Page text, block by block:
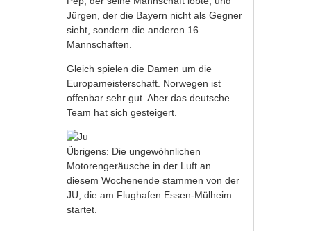
Jürgen, der die Bayern nicht als Gegner
sieht, sondern die anderen 16
Mannschaften.
Gleich spielen die Damen um die
Europameisterschaft. Norwegen ist
offenbar sehr gut. Aber das deutsche
Team hat sich gesteigert.
Übrigens: Die ungewöhnlichen
Motorengeräusche in der Luft an
diesem Wochenende stammen von der
JU, die am Flughafen Essen-Mülheim
startet.